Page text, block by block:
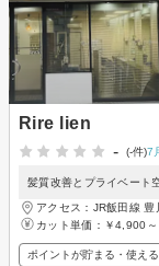
Rire lien
-
(-件)7
髪質改善とプライベート
アクセス：JR飯田線
カット単価： ￥4,900～
ポイントが貯まる・使える